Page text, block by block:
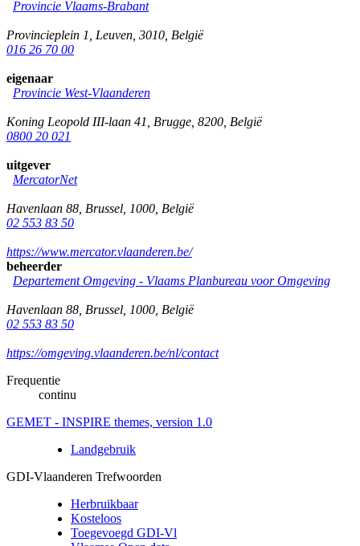
Provincie Vlaams-Brabant
Provincieplein 1 Leuven 3010 België
016 26 70 00
eigenaar
Provincie West-Vlaanderen
Koning Leopold III-laan 41 Brugge 8200 België
0800 20 021
uitgever
MercatorNet
Havenlaan 88 Brussel 1000 België
02 553 83 50
https://www.mercator.vlaanderen.be/
beheerder
Departement Omgeving - Vlaams Planbureau voor Omgeving
Havenlaan 88 Brussel 1000 België
02 553 83 50
https://omgeving.vlaanderen.be/nl/contact
Frequentie
continu
GEMET - INSPIRE themes, version 1.0
Landgebruik
GDI-Vlaanderen Trefwoorden
Herbruikbaar
Kosteloos
Toegevoegd GDI-Vl